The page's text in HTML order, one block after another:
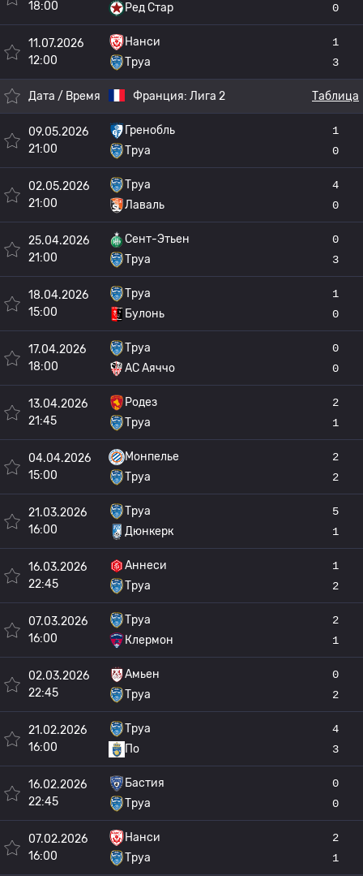
18:00
Ред Стар
0
11.07.2026
12:00
Нанси
Труа
1
3
Дата / Время Франция: Лига 2 Таблица
09.05.2026
21:00
Гренобль
Труа
1
0
02.05.2026
21:00
Труа
Лаваль
4
0
25.04.2026
21:00
Сент-Этьен
Труа
0
3
18.04.2026
15:00
Труа
Булонь
1
0
17.04.2026
18:00
Труа
AC Аяччо
0
0
13.04.2026
21:45
Родез
Труа
2
1
04.04.2026
15:00
Монпелье
Труа
2
2
21.03.2026
16:00
Труа
Дюнкерк
5
1
16.03.2026
22:45
Аннеси
Труа
1
2
07.03.2026
16:00
Труа
Клермон
2
1
02.03.2026
22:45
Амьен
Труа
0
2
21.02.2026
16:00
Труа
По
4
3
16.02.2026
22:45
Бастия
Труа
0
0
07.02.2026
16:00
Нанси
Труа
2
1